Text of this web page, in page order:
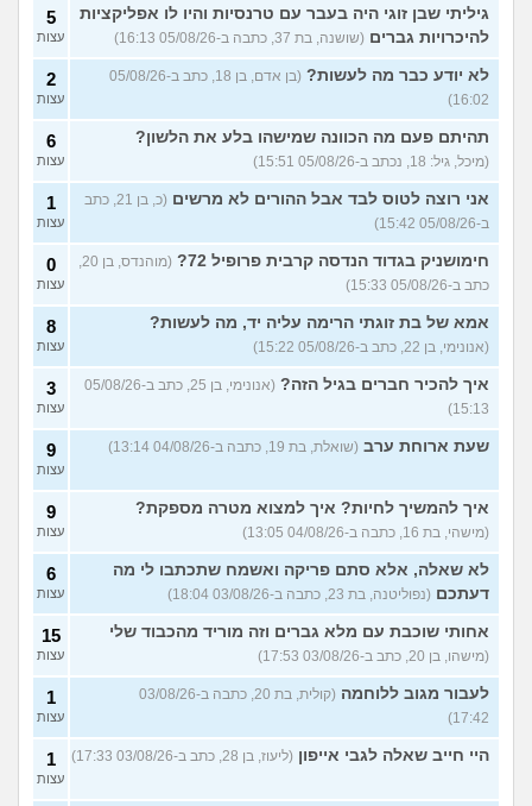
התנשקתי עם מישהו מהבסיס
מרגישה לגבי זה (תמר, בת 20)
6
אפשרי לקבל מנ״תית בסירוב
בבאקום?
(ליה, בת 20)
0
עצות
מסלול אופק מודיעין - האם
2
מה לסמן בשאלון העדפות אם
אני לא רוצה קרבי?
1
עוד שאלות חדשות במדור
גיליתי שבן זוגי היה בעבר עם טרנסיות והיו לו אפליקציות
להיכרויות גברים (שושנה, בת 37, כתבה ב-05/08/26 16:13)
5
עצות
לא יודע כבר מה לעשות?
(בן אדם, בן 18, כתב ב-05/08/26
16:02)
2
עצות
תהיתם פעם מה הכוונה שמישהו בלע את הלשון?
(מיכל, גיל: 18, נכתב ב-05/08/26 15:51)
6
עצות
אני רוצה לטוס לבד אבל ההורים לא מרשים
(כ, בן 21, כתב
ב-05/08/26 15:42)
1
עצות
חימושניק בגדוד הנדסה קרבית פרופיל 72?
כתב ב-05/08/26 15:33)
0
עצות
אמא של בת זוגתי הרימה עליה יד, מה לעשות?
(אנונימי, בן 22, כתב ב-05/08/26 15:22)
8
עצות
איך להכיר חברים בגיל הזה?
(אנונימי, בן 25, כתב ב-05/08/26
15:13)
3
עצות
שעת ארוחת ערב (שואלת, בת 19, כתבה ב-04/08/26 13:14) 9
עצות
איך להמשיך לחיות? איך למצוא מטרה מספקת?
(מישהי, בת 16, כתבה ב-04/08/26 13:05)
9
עצות
לא שאלה, אלא סתם פריקה ואשמח שתכתבו לי מה
דעתכם (נפוליטנה, בת 23, כתבה ב-03/08/26 18:04)
6
עצות
אחותי שוכבת עם מלא גברים וזה מוריד מהכבוד שלי
(מישהו, בן 20, כתב ב-03/08/26 17:53)
15
עצות
לעבור מגוב ללוחמה
(קולית, בת 20, כתבה ב-03/08/26
17:42)
1
עצות
היי חייב שאלה לגבי אייפון (ליעוז, בן 28, כתב ב-03/08/26 17:33) 1
עצות